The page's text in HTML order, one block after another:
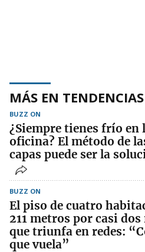
MÁS EN TENDENCIAS
BUZZ ON
¿Siempre tienes frío en
oficina? El método de
capas puede ser la
BUZZ ON
El piso de cuatro
211 metros por casi
que triunfa en redes:
que vuela”